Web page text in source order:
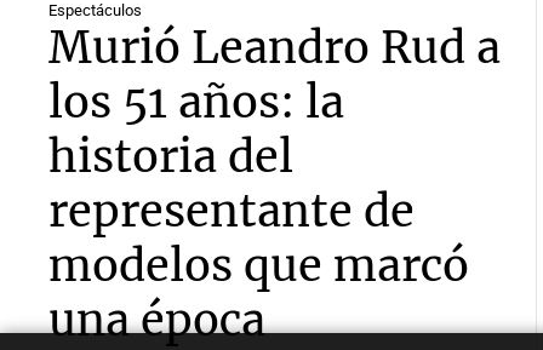
Espectáculos
Murió Leandro Rud a
los 51 años: la
historia del
representante de
modelos que marcó
una época